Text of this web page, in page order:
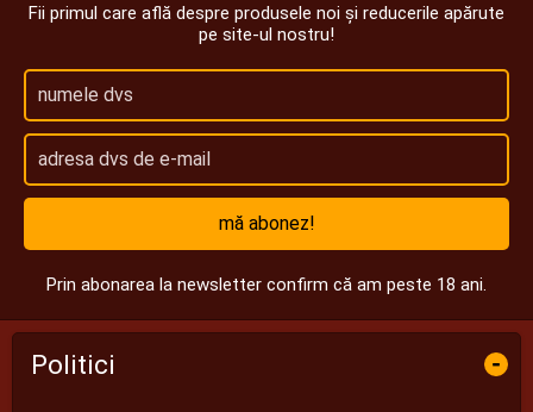
Fii primul care află despre produsele noi și reducerile apărute
pe site-ul nostru!
mă abonez!
Prin abonarea la newsletter confirm că am peste 18 ani.
Politici -